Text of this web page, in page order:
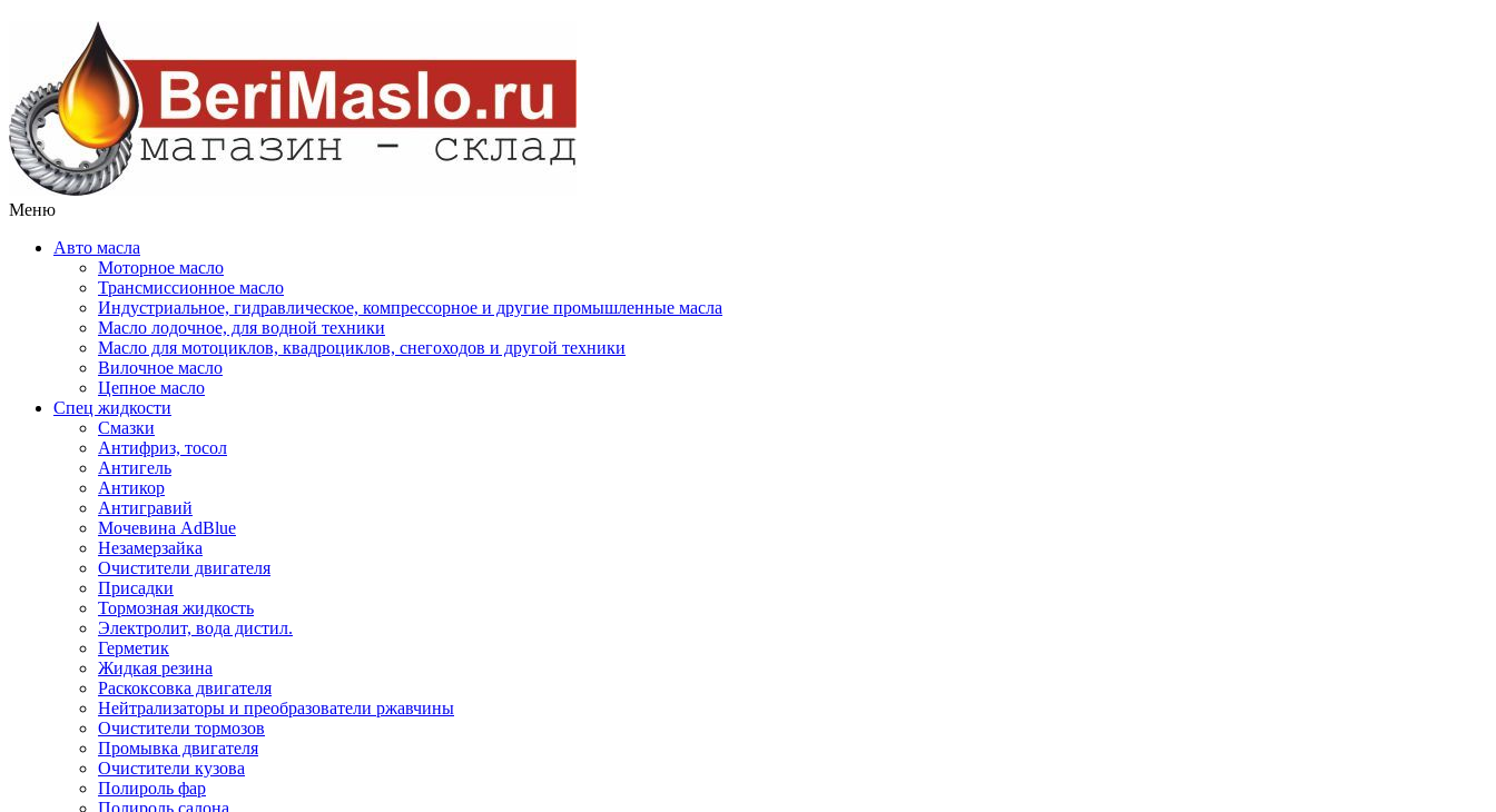
Меню
Авто масла
Моторное масло
Трансмиссионное масло
Индустриальное, гидравлическое, компрессорное и другие промышленные масла
Масло лодочное, для водной техники
Масло для мотоциклов, квадроциклов, снегоходов и другой техники
Вилочное масло
Цепное масло
Спец жидкости
Смазки
Антифриз, тосол
Антигель
Антикор
Антигравий
Мочевина AdBlue
Незамерзайка
Очистители двигателя
Присадки
Тормозная жидкость
Электролит, вода дистил.
Герметик
Жидкая резина
Раскоксовка двигателя
Нейтрализаторы и преобразователи ржавчины
Очистители тормозов
Промывка двигателя
Очистители кузова
Полироль фар
Полироль салона